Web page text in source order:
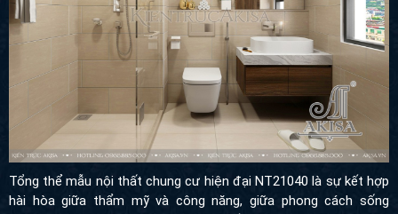
Tổng thể mẫu nội thất chung cư hiện đại NT21040 là sự kết hợp
hài hòa giữa thẩm mỹ và công năng, giữa phong cách sống
đương đại và nhu cầu sử dụng thực tế của gia chủ. Từng không
gian – từ phòng khách, phòng bếp ăn, các phòng ngủ cho đến